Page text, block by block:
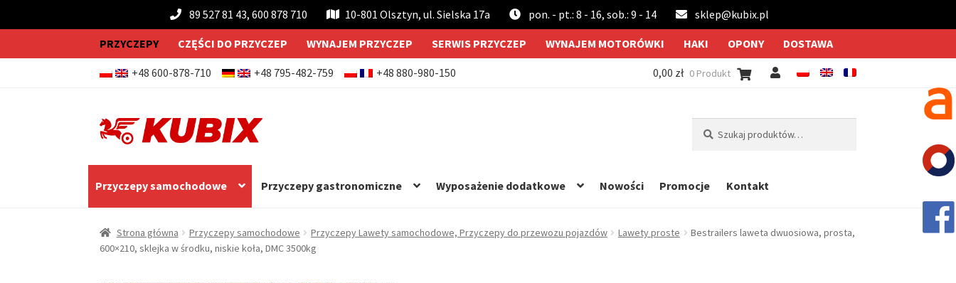
89 527 81 43, 600 878 710 10-801 Olsztyn, ul. Sielska 17a pon. - pt.: 8 - 16, sob.: 9 - 14 sklep@kubix.pl
PRZYCZEPY CZĘŚCI DO PRZYCZEP WYNAJEM PRZYCZEP SERWIS PRZYCZEP WYNAJEM MOTORÓWKI HAKI OPONY DOSTAWA
+48 600-878-710 +48 795-482-759 +48 880-980-150 0,00 zł 0 Produkt
Przejdź
do
Przejdź
do
Przyczepy samochodowe Przyczepy gastronomiczne Wyposażenie dodatkowe Nowości Promocje Kontakt
Strona główna Przyczepy samochodowe Przyczepy Lawety samochodowe, Przyczepy do przewozu pojazdów Lawety proste
Bestrailers laweta dwuosiowa, prosta,
600×210, sklejka w środku, niskie koła, DMC 3500kg